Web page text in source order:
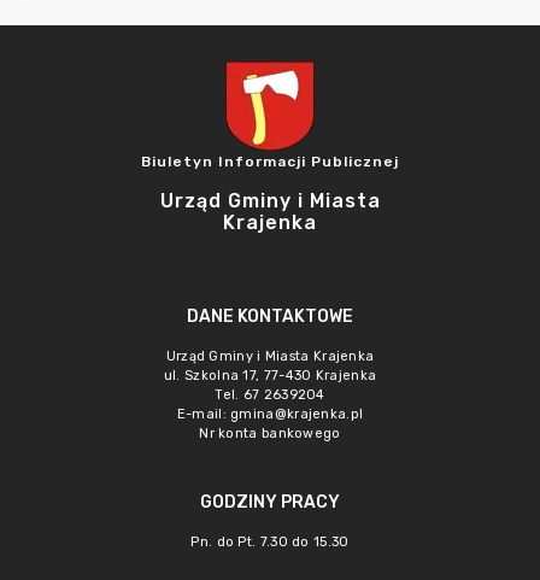
Biuletyn Informacji Publicznej
Urząd Gminy i Miasta
Krajenka
DANE KONTAKTOWE
Urząd Gminy i Miasta Krajenka
ul. Szkolna 17, 77-430 Krajenka
Tel. 67 2639204
E-mail: gmina@krajenka.pl
Nr konta bankowego
GODZINY PRACY
Pn. do Pt. 7.30 do 15.30